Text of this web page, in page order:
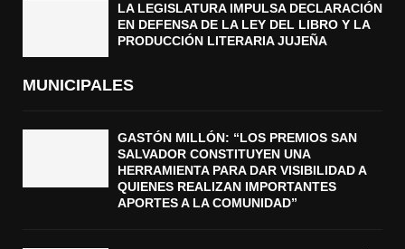
LA LEGISLATURA IMPULSA DECLARACIÓN
EN DEFENSA DE LA LEY DEL LIBRO Y LA
PRODUCCIÓN LITERARIA JUJEÑA
MUNICIPALES
GASTÓN MILLÓN: “LOS PREMIOS SAN
SALVADOR CONSTITUYEN UNA
HERRAMIENTA PARA DAR VISIBILIDAD A
QUIENES REALIZAN IMPORTANTES
APORTES A LA COMUNIDAD”